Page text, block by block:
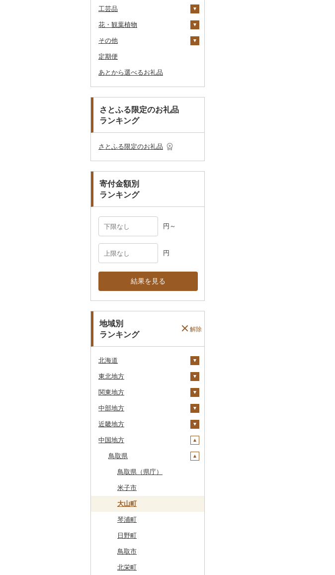
キムチ
その他漬物
缶詰・瓶詰
肉
魚
ジャム
その他缶詰・瓶詰
乾物
燻製（スモーク）
おせち
その他加工品
オリーブオイル
ごま油
はちみつ
ドレッシング
その他調味料
ケチャップ
こしょう
その他調味料
カー用品
時計
その他家電
券
GDOふるさとゴルフ
プレークーポン
その他のゴルフプレー
花火大会チケット
カタログギフト
その他家具・インテリ
毛布
タオルケット
その他タオル
文房具・印鑑
ボールペン
ノート・ファイル
その他文房具
食器
グラス・カップ
箸
スプーン・フォーク・
ナイフ
皿・椀
その他食器
キッチン用品
フライパン
鍋
まな板
土鍋
日用品
洗剤
トイレットペーパー
ティッシュ
その他日用品
楽器・器材
本・CD・DVD
おもちゃ・ぬいぐるみ
ご当地キャラクター
ペット用品
その他雑貨
ゴルフウェア
その他ゴルフ
サイクリング
アウトドア・キャンプ
その他スポーツ
その他スポーツ
洗顔
その他スキンケア
シャンプー・リンス
石鹸・ボディーソープ
入浴剤
アロマ
プロテイン
その他美容
鞄・バッグ
トートバッグ・ショル
ツケース
その他鞄・バッグ
洋服
女性・レディース
子供・ベビー
その他洋服
和服
靴・履物
靴・シューズ
スリッパ・下駄・草履
その他靴・履物
アクセサリー
ペンダント・ネックレ
ス
ピアス・イヤリング
その他アクセサリー
その他服飾小物
ショール・ストール
マフラー・手袋
工芸品
織物
本場奄美大島紬
陶器・漆器
唐津焼
備前焼
美濃焼
村上木彫堆朱
その他装飾品・工芸品
数珠
工芸品
播州そろばん
美濃和紙
花・観葉植物
観葉植物・苗木
花
胡蝶蘭
造花・プリザーブドフ
ラワー
その他花
盆栽・その他
その他
地域サービス
その他
定期便
あとから選べるお礼品
さとふる限定のお礼品
ランキング
さとふる限定のお礼品
寄付金額別
ランキング
円～
円
結果を見る
地域別
ランキング
解除
北海道
安平町
八雲町
鹿部町
江差町
白老町
せたな町
旭川市
森町
稚内市
標津町
清里町
北斗市
留萌市
東北地方
青森県
十和田市
大鰐町
南部町
五戸町
藤崎町
六ヶ所村
東北町
三戸町
東通村
黒石市
おいらせ町
岩手県
宮古市
軽米町
岩手町
矢巾町
釜石市
野田村
普代村
一戸町
陸前高田市
紫波町
宮城県
柴田町
色麻町
丸森町
大衡村
加美町
利府町
白石市
登米市
山元町
秋田県
大潟村
横手市
能代市
小坂町
仙北市
井川町
潟上市
三種町
山形県
村山市
尾花沢市
上山市
河北町
酒田市
新庄市
長井市
福島県
天栄村
広野町
鏡石町
須賀川市
小野町
棚倉町
関東地方
茨城県
土浦市
取手市
つくば市
稲敷市
潮来市
五霞町
北茨城市
境町
かすみがうら市
牛久市
栃木県
那須塩原市
市貝町
塩谷町
上三川町
佐野市
真岡市
高根沢町
大田原市
栃木市
群馬県
榛東村
下仁田町
玉村町
安中市
川場村
昭和村
甘楽町
明和町
埼玉県
春日部市
蕨市
戸田市
毛呂山町
久喜市
ふじみ野市
川島町
千葉県
勝浦市
袖ケ浦市
我孫子市
長柄町
芝山町
八千代市
東京都
八王子市
日野市
昭島市
武蔵村山市
葛飾区
神奈川県
南足柄市
松田町
大井町
中井町
中部地方
新潟県
十日町市
弥彦村
阿賀町
出雲崎町
魚沼市
佐渡市
燕市
南魚沼市
関川村
富山県
射水市
氷見市
朝日町
高岡市
魚津市
砺波市
入善町
黒部市
石川県
羽咋市
七尾市
白山市
穴水町
輪島市
中能登町
石川県（県庁）
福井県
美浜町
小浜市
越前町
若狭町
鯖江市
高浜町
山梨県
富士吉田市
甲斐市
山梨市
富士川町
大月市
長野県
高森町
御代田町
飯田市
青木村
岐阜県
養老町
八百津町
池田町
静岡県
下田市
静岡市
愛知県
清須市
近畿地方
三重県
鈴鹿市
伊賀市
木曽岬町
多気町
松阪市
桑名市
志摩市
明和町
滋賀県
長浜市
高島市
草津市
近江八幡市
竜王町
甲賀市
湖南市
京都府
宮津市
伊根町
与謝野町
福知山市
亀岡市
城陽市
大阪府
茨木市
豊能町
枚方市
河内長野市
泉佐野市
兵庫県
上郡町
神河町
小野市
太子町
奈良県
曽爾村
河合町
宇陀市
和歌山県
湯浅町
有田市
中国地方
鳥取県
鳥取県（県庁）
米子市
大山町
琴浦町
日野町
鳥取市
北栄町